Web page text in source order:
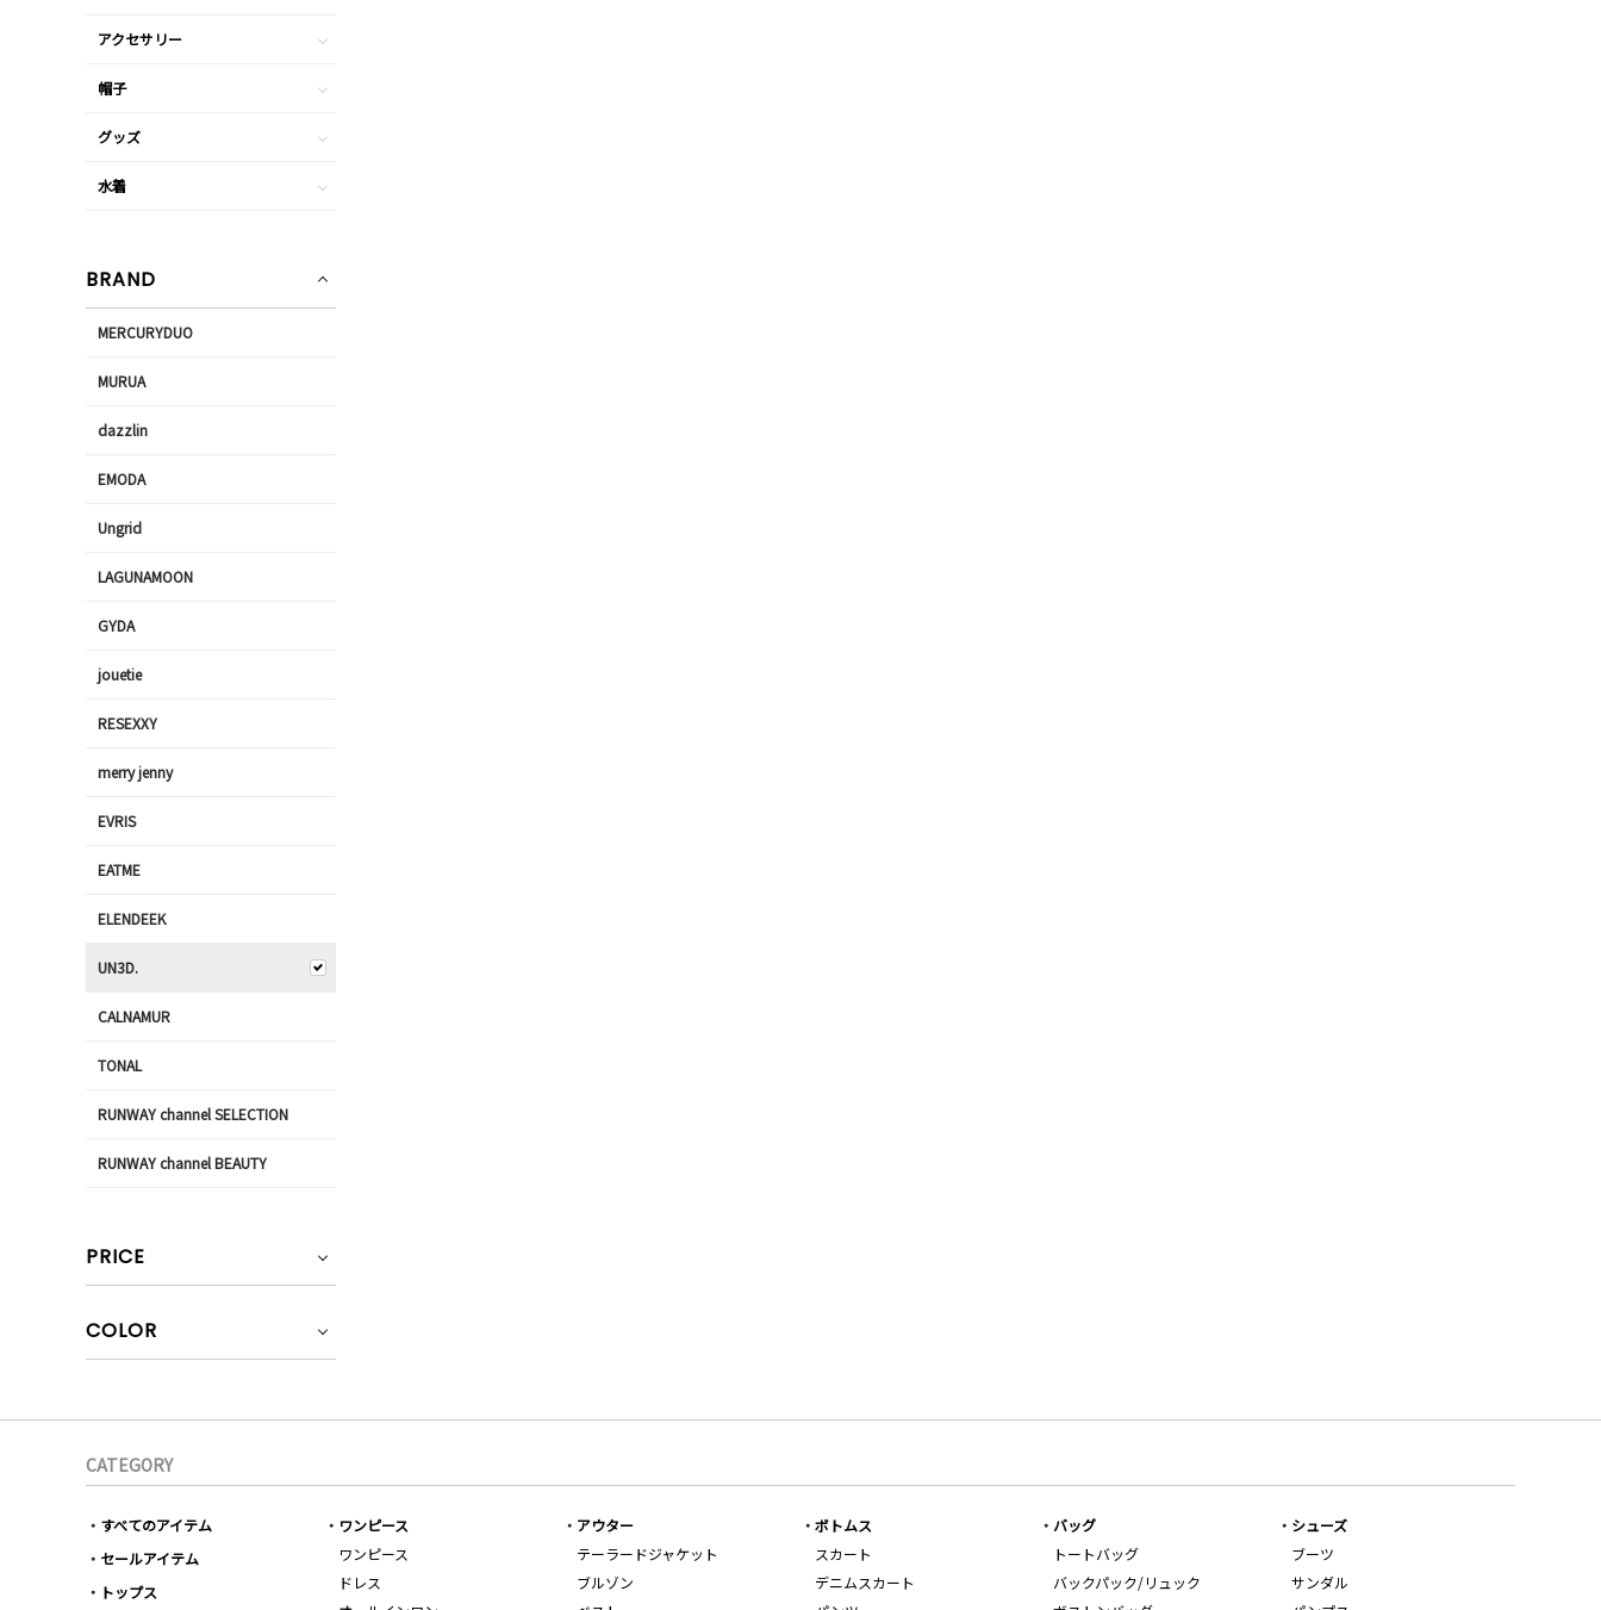
アクセサリー
帽子
グッズ
水着
BRAND
MERCURYDUO
MURUA
dazzlin
EMODA
Ungrid
LAGUNAMOON
GYDA
jouetie
RESEXXY
merry jenny
EVRIS
EATME
ELENDEEK
UN3D.
CALNAMUR
TONAL
RUNWAY channel SELECTION
RUNWAY channel BEAUTY
PRICE
COLOR
CATEGORY
すべてのアイテム
セールアイテム
トップス
ワンピース
ワンピース
ドレス
アウター
テーラードジャケット
ブルゾン
ボトムス
スカート
デニムスカート
バッグ
トートバッグ
バックパック/リュック
シューズ
ブーツ
サンダル